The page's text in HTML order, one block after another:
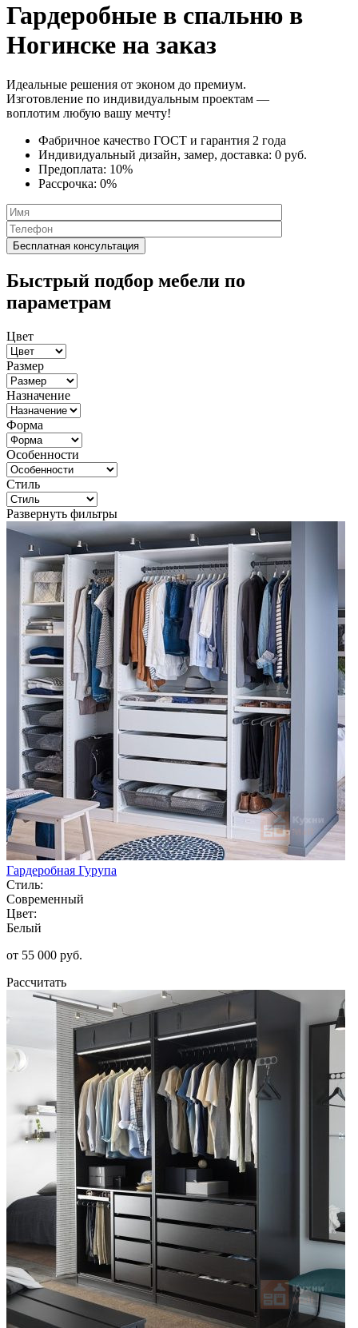
Гардеробные в спальню в
Ногинске на заказ
Идеальные решения от эконом до премиум.
Изготовление по индивидуальным проектам —
воплотим любую вашу мечту!
Фабричное качество ГОСТ и гарантия 2 года
Индивидуальный дизайн, замер, доставка: 0 руб.
Предоплата: 10%
Рассрочка: 0%
Быстрый подбор мебели по
параметрам
Цвет
Размер
Назначение
Форма
Особенности
Стиль
Развернуть фильтры
Гардеробная Гурупа
Стиль:
Современный
Цвет:
Белый
от 55 000 руб.
Рассчитать